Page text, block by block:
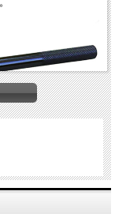
使用したハンドルバー
！